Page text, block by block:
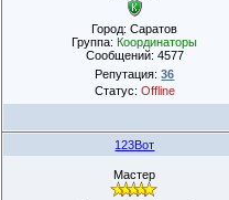
Город: Саратов
Группа:Координаторы
Сообщений: 4577
Репутация:36
Статус: Offline
123Вот
Мастер